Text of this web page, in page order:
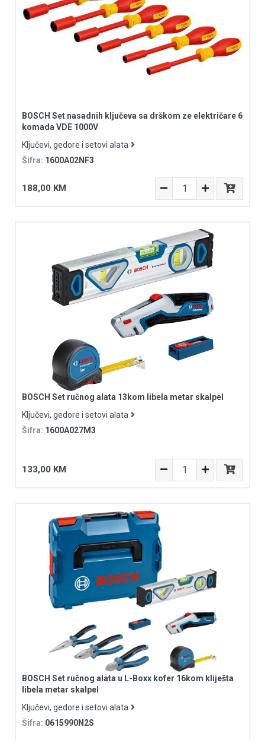
BOSCH Set nasadnih ključeva sa drškom ze električare 6
komada VDE 1000V
Ključevi, gedore i setovi alata
Šifra: 1600A02NF3
188,00 KM
BOSCH Set ručnog alata 13kom libela metar skalpel
Ključevi, gedore i setovi alata
Šifra: 1600A027M3
133,00 KM
BOSCH Set ručnog alata u L-Boxx kofer 16kom kliješta
libela metar skalpel
Ključevi, gedore i setovi alata
Šifra: 0615990N2S